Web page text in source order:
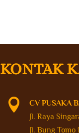
KONTAK

CV PUSAKA
Jl. Raya
Jl. Bung